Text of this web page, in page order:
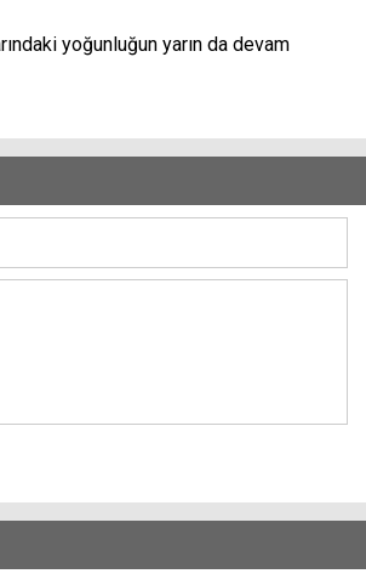
yoğunluğun yarın da devam